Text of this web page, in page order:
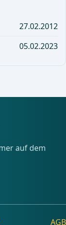
27.02.2012
05.02.2023
auf dem
AGB